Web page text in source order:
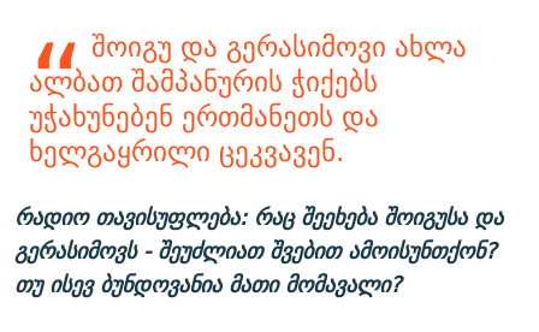
შოიგუ და გერასიმოვი ახლა
ალბათ შამპანურის ჭიქებს
უჭახუნებენ ერთმანეთს და
ხელგაყრილი ცეკვავენ.
რადიო თავისუფლება: რაც შეეხება შოიგუსა და
გერასიმოვს - შეუძლიათ შვებით ამოისუნთქონ?
თუ ისევ ბუნდოვანია მათი მომავალი?